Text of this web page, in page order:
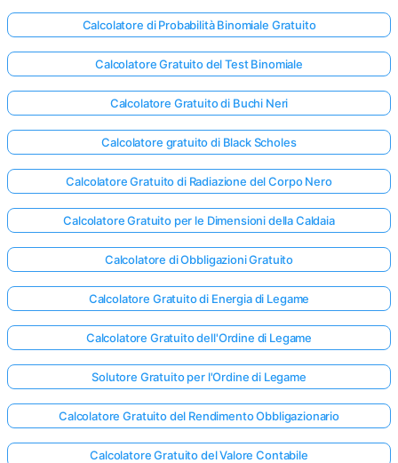
Calcolatore di Probabilità Binomiale Gratuito
Calcolatore Gratuito del Test Binomiale
Calcolatore Gratuito di Buchi Neri
Calcolatore gratuito di Black Scholes
Calcolatore Gratuito di Radiazione del Corpo Nero
Calcolatore Gratuito per le Dimensioni della Caldaia
Calcolatore di Obbligazioni Gratuito
Calcolatore Gratuito di Energia di Legame
Calcolatore Gratuito dell'Ordine di Legame
Solutore Gratuito per l'Ordine di Legame
Calcolatore Gratuito del Rendimento Obbligazionario
Calcolatore Gratuito del Valore Contabile